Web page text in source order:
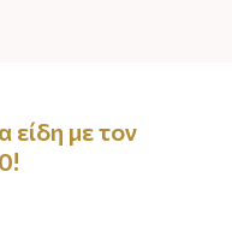
με τον